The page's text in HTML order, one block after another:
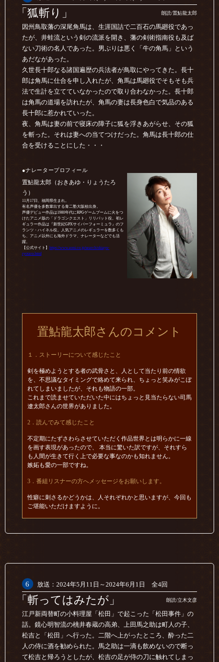
「狐斬り」 朗読/置鮎龍太郎
因州鳥取藩の深尾角馬は、生涯国詰で二百石の馬廻役であっ
たが、井蛙流という剣の流派を開き、藩の剣術指南役も及ば
ない刀術の名人であった。男ぶりは悪く「牛の角馬」という
あだながあった。
久世長十郎なる諸国遍歴の兵法者が鳥取にやってきた。長十
郎は角馬に仕合を申し入れたが、角馬は馬廻役でそもそも兵
法で生計を立てていなかったので取り合わなかった。長十郎
は角馬の道場を訪れたが、角馬の妻は長身色白で気品のある
長十郎に惹かれていった。
夜、角馬は妻の前で寝床の障子に狐を浮きあがらせ、その狐
を斬った。それは妻への当てつけだった。角馬は長十郎の仕
合を受けることにした・・・
●ナレータープロフィール
置鮎龍太郎（おきあゆ・りょうたろ
う）
11月17日、福岡県生まれ。
有名声優を多数輩出する青二塾大阪校出身。
声優デビュー作品は1980年代にRPGゲームブームに火をつ
けたアニメ版の「ドラゴンクエスト」リリパット役。初レ
ギュラー作品は『新世紀GPXサイバーフォーミュラ』のフ
ランツ・ハイネル役。人気アニメのレギュラーを数多くも
ち、アニメ以外にも海外ドラマ、ナレーターなどでも活
躍。
【公式サイト】 https://www.aoni.co.jp/search/okiayu-
ryotaro.html
置鮎龍太郎さんのコメント
１．ストーリーについて感じたこと
剣を極めようとする者の武骨さと、人として当たり前の情欲
を、不思議なタイミングで絡めて来られ、ちょっと笑みがこぼ
れてしまいましたが、それも物語の一部。
これまで読ませていただいた中にはちょっと見当たらない司馬
遼太郎さんの世界がありました。
2．読んでみて感じたこと
不定期にたずさわらさせていただく作品世界とは明らかに一線
を画す表現があったので、 本当に驚いた訳ですが、それすら
も人間が生きて行く上で必要な事なのかも知れません。
嫉妬も愛の一部ですね。
3．番組リスナーの方へメッセージをお願いします。
性癖に刺さるかどうかは、人それぞれかと思いますが、今回も
ご堪能いただけますように。
6 放送：2024年5月11日～2024年6月1日 全4回
「斬ってはみたが」 朗読/立木文彦
江戸新両替町の小料理屋「松田」で起こった「松田事件」の
話。鏡心明智流の桃井春蔵の高弟、上田馬之助は町人の子、
松吉と「松田」へ行った。二階へ上がったところ、酔った二
人の侍に酒を勧められた。馬之助は一滴も飲めないので断っ
て松吉と帰ろうとしたが、松吉の足が侍の刀に触れてしまっ